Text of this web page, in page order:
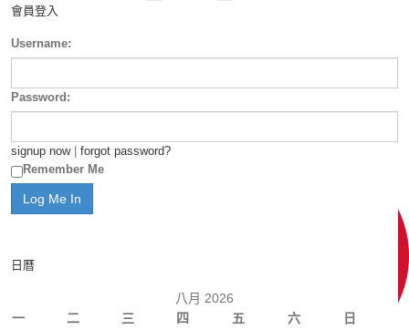
會員登入
Username:
Password:
signup now| forgot password?
Remember Me
日曆
八月 2026
一
二 三 四 五 六 日